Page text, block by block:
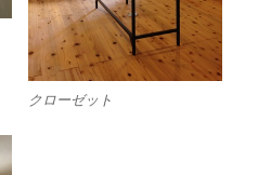
クローゼット